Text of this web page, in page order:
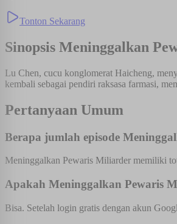
Tonton Sekarang
Sinopsis Meninggalkan
Lu Chen, cucu konglomerat Haicheng,
kembali sebagai pendiri raksasa farmasi,
Pertanyaan Umum
Berapa jumlah episode
Meninggalkan Pewaris Miliarder memiliki
Apakah Meninggalkan Pewaris
Bisa. Setelah login gratis dengan akun